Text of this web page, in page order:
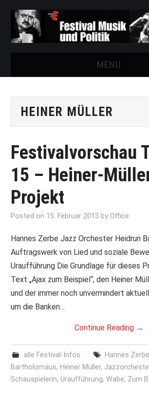
MENU
FESTIVAL
AUSSTELLUNGEN
ARCHIV
PRINT & CDS
IMPRESSUM
HEINER MÜLLER
Festivalvorschau
15 – Heiner-
Projekt
Posted on 15. Februar 2013 byOffice
Hannes Zerbe Jazz Orchester Heidrun
Auftragswerk von Lied und soziale
Uraufführung Die Grundlage für dieses
Text „Ajax zum Beispiel“, den Heiner
und der immer noch unvermindert
um die Banken…
Continue Reading →
alle Festival-Infos Hannes Zerbe
Bartholomäus, Heiner Müller,
Schauspielerin,Uraufführung,Wabe, Zum